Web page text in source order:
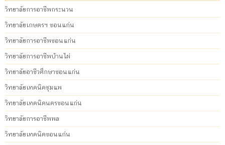
วิทยาลัยการอาชีพกระนวน
วิทยาลัยเกษตรฯ ขอนแก่น
วิทยาลัยการอาชีพขอนแก่น
วิทยาลัยการอาชีพบ้านไผ่
วิทยาลัยอาชีวศึกษาขอนแก่น
วิทยาลัยเทคนิคชุมแพ
วิทยาลัยเทคนิคนครขอนแก่น
วิทยาลัยการอาชีพพล
วิทยาลัยเทคนิคขอนแก่น